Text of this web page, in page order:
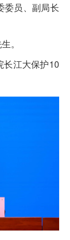
委员、副局长
。
长江大保护10